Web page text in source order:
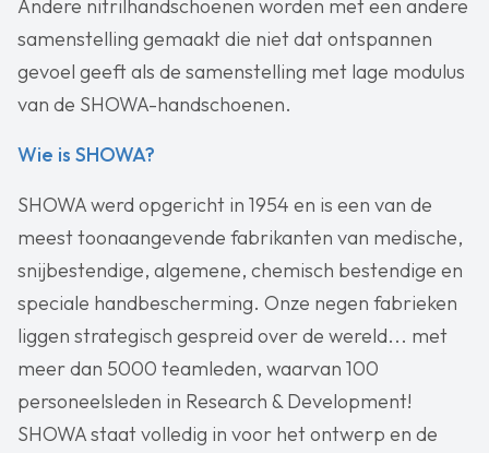
Andere nitrilhandschoenen worden met een andere
samenstelling gemaakt die niet dat ontspannen
gevoel geeft als de samenstelling met lage modulus
van de SHOWA-handschoenen.
Wie is SHOWA?
SHOWA werd opgericht in 1954 en is een van de
meest toonaangevende fabrikanten van medische,
snijbestendige, algemene, chemisch bestendige en
speciale handbescherming. Onze negen fabrieken
liggen strategisch gespreid over de wereld... met
meer dan 5000 teamleden, waarvan 100
personeelsleden in Research & Development!
SHOWA staat volledig in voor het ontwerp en de